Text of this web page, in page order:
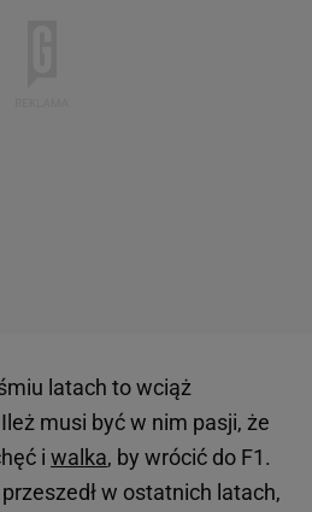
latach to wciąż
musi być w nim pasji, że
i walka, by wrócić do F1.
w ostatnich latach,